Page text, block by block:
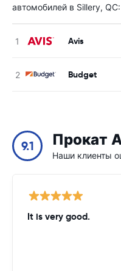
автомобилей в Sillery, QC:
Avis
Budget
9.1 Прокат
Наши клиенты
It is very good.